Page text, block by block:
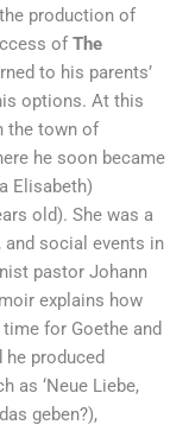
production of
of The
to his parents’
options. At this
the town of
he soon became
Elisabeth)
old). She was a
and social events in
pastor Johann
explains how
for Goethe and
produced
as ‘Neue Liebe,
geben?),